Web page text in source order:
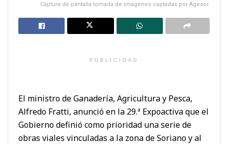
Captura de pantalla tomada de imágenes captadas por Agesor.
PUBLICIDAD
El ministro de Ganadería, Agricultura y Pesca,
Alfredo Fratti, anunció en la 29.ª Expoactiva que el
Gobierno definió como prioridad una serie de
obras viales vinculadas a la zona de Soriano y al